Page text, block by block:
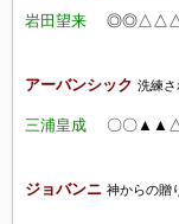
岩田望来
アーバンシック 洗練さ
三浦皇成 〇〇
ジョバンニ 神からの贈